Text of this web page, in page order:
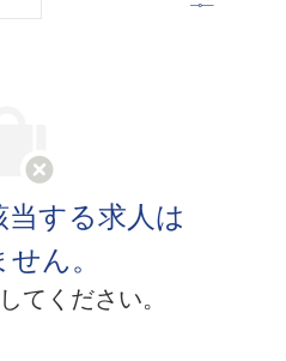
当する求人は
ん。
てください。